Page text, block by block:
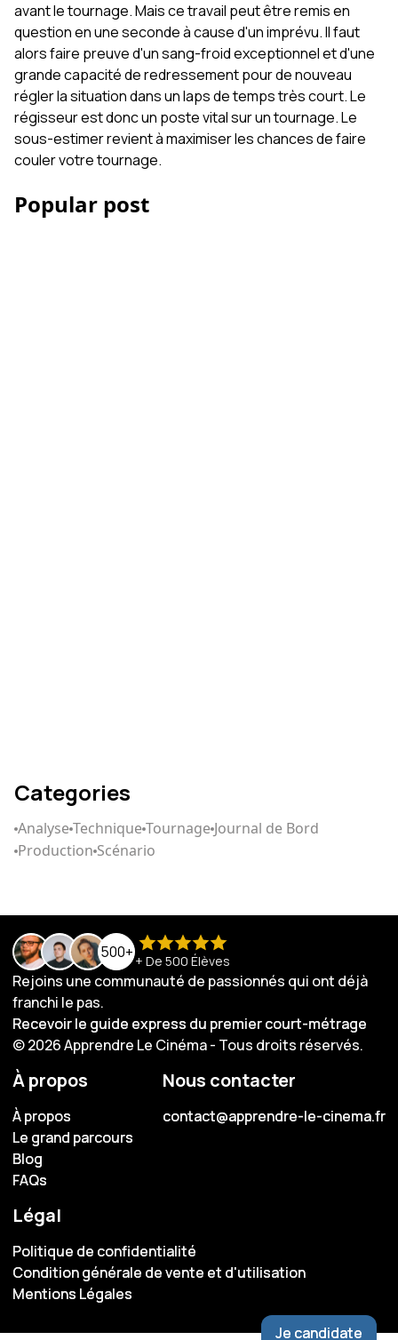
avant le tournage. Mais ce travail peut être remis en
question en une seconde à cause d'un imprévu. Il faut
alors faire preuve d'un sang-froid exceptionnel et d'une
grande capacité de redressement pour de nouveau
régler la situation dans un laps de temps très court. Le
régisseur est donc un poste vital sur un tournage. Le
sous-estimer revient à maximiser les chances de faire
couler votre tournage.
Popular post
Categories
AnalyseTechniqueTournage Journal de Bord
Production Scénario
500+ + De 500 Élèves
Rejoins une communauté de passionnés qui ont déjà
franchi le pas.
Recevoir le guide express du premier court-métrage
Recevoir le guide express du premier court-métrage
© 2026 Apprendre Le Cinéma - Tous droits réservés.
À propos
À propos
À propos
Le grand parcours
Le grand parcours
Blog
Blog
FAQs
FAQs
Nous contacter
contact@apprendre-le-cinema.fr
contact@apprendre-le-cinema.fr
Légal
Politique de confidentialité
Politique de confidentialité
Condition générale de vente et d'utilisation
Condition générale de vente et d'utilisation
Mentions Légales
Mentions Légales
Je candidate
Je candidate